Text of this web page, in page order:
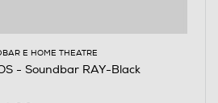
E HOME THEATRE
- Soundbar RAY-Black